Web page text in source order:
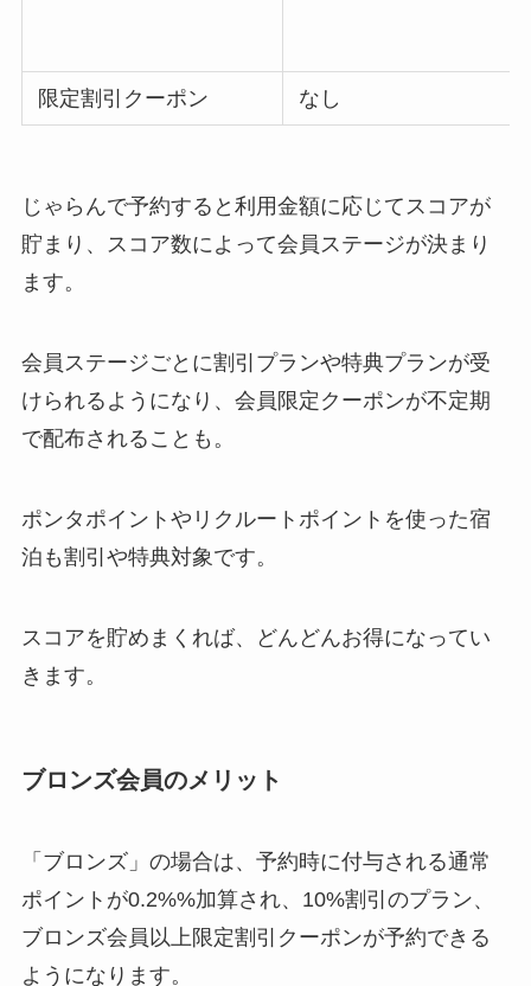
限定割引クーポン なし
じゃらんで予約すると利用金額に応じてスコアが
貯まり、スコア数によって会員ステージが決まり
ます。
会員ステージごとに割引プランや特典プランが受
けられるようになり、会員限定クーポンが不定期
で配布されることも。
ポンタポイントやリクルートポイントを使った宿
泊も割引や特典対象です。
スコアを貯めまくれば、どんどんお得になってい
きます。
ブロンズ会員のメリット
「ブロンズ」の場合は、予約時に付与される通常
ポイントが0.2%%加算され、10%割引のプラン、
ブロンズ会員以上限定割引クーポンが予約できる
ようになります。